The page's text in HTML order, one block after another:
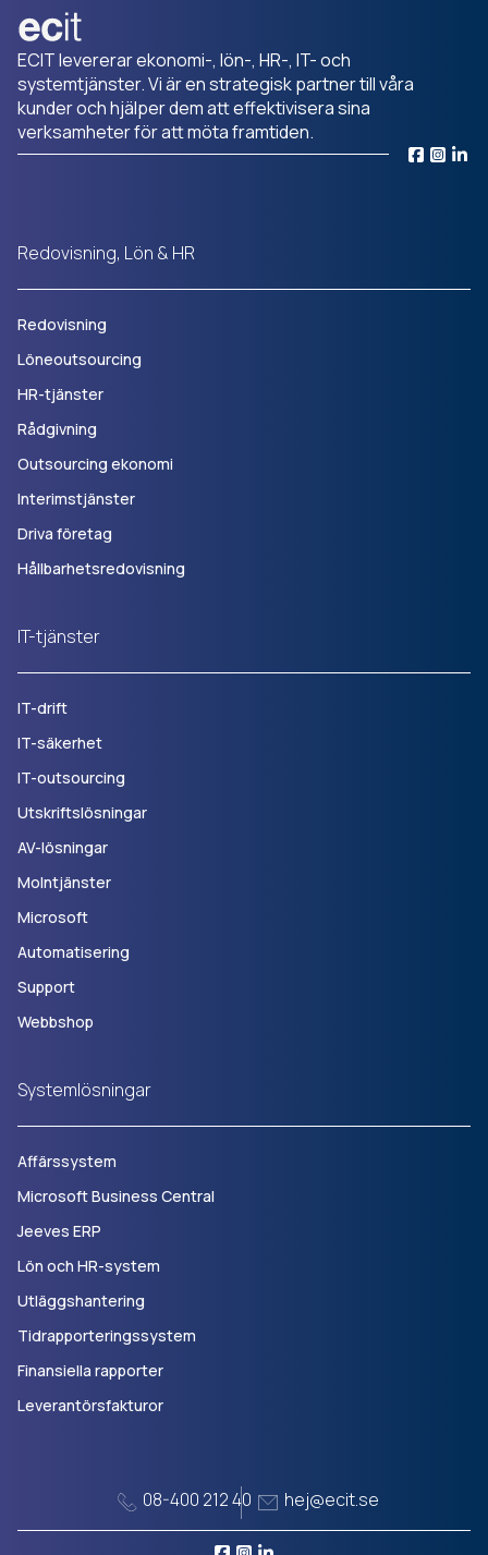
ECIT levererar ekonomi-, lön-, HR-, IT- och
systemtjänster. Vi är en strategisk partner till våra
kunder och hjälper dem att effektivisera sina
verksamheter för att möta framtiden.
Redovisning, Lön & HR
Redovisning
Löneoutsourcing
HR-tjänster
Rådgivning
Outsourcing ekonomi
Interimstjänster
Driva företag
Hållbarhetsredovisning
IT-tjänster
IT-drift
IT-säkerhet
IT-outsourcing
Utskriftslösningar
AV-lösningar
Molntjänster
Microsoft
Automatisering
Support
Webbshop
Systemlösningar
Affärssystem
Microsoft Business Central
Jeeves ERP
Lön och HR-system
Utläggshantering
Tidrapporteringssystem
Finansiella rapporter
Leverantörsfakturor
08-400 212 40 hej@ecit.se